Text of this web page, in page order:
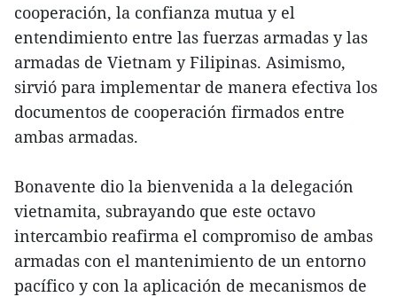
cooperación, la confianza mutua y el
entendimiento entre las fuerzas armadas y las
armadas de Vietnam y Filipinas. Asimismo,
sirvió para implementar de manera efectiva los
documentos de cooperación firmados entre
ambas armadas.
Bonavente dio la bienvenida a la delegación
vietnamita, subrayando que este octavo
intercambio reafirma el compromiso de ambas
armadas con el mantenimiento de un entorno
pacífico y con la aplicación de mecanismos de